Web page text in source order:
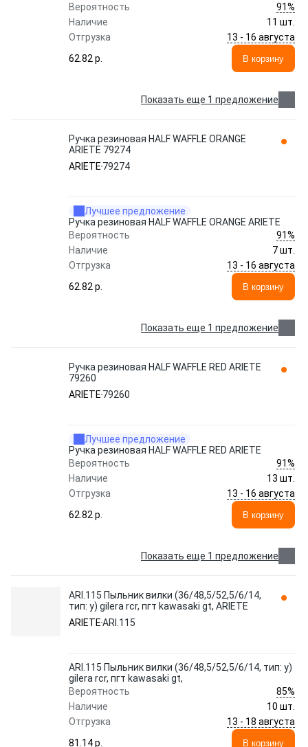
Вероятность
91%
Наличие
11 шт.
Отгрузка
13 - 16 августа
62.82 p.
В корзину
Показать еще 1 предложение
Ручка резиновая HALF WAFFLE ORANGE
ARIETE 79274
ARIETE 79274
Лучшее предложение
Ручка резиновая HALF WAFFLE ORANGE ARIETE
Вероятность
91%
Наличие
7 шт.
Отгрузка
13 - 16 августа
62.82 p.
В корзину
Показать еще 1 предложение
Ручка резиновая HALF WAFFLE RED ARIETE
79260
ARIETE 79260
Лучшее предложение
Ручка резиновая HALF WAFFLE RED ARIETE
Вероятность
91%
Наличие
13 шт.
Отгрузка
13 - 16 августа
62.82 p.
В корзину
Показать еще 1 предложение
ARI.115 Пыльник вилки (36/48,5/52,5/6/14,
тип: y) gilera rcr, пгт kawasaki gt, ARIETE
ARIETEARI.115
ARI.115 Пыльник вилки (36/48,5/52,5/6/14, тип: y)
gilera rcr, пгт kawasaki gt,
Вероятность
85%
Наличие
10 шт.
Отгрузка
13 - 18 августа
81.14 p.
В корзину